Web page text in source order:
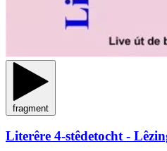
fragment
Literêre 4-stêdetocht -